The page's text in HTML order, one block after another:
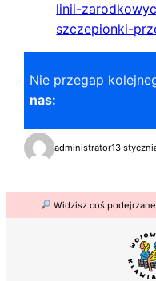
linii-
szczepionki-
Nie przegap
nas:
administrator13
Widzisz coś